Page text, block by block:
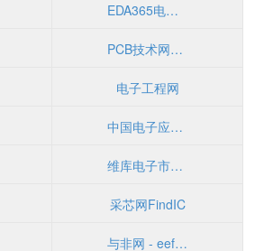
EDA365电子工程师论坛
PCB技术网－线路板行业 最权威的技术文献|最全面的资讯信息 汇集网站
电子工程网
中国电子应用网
维库电子市场网
采芯网FindIC
与非网 - eefocus: 中国领先的电子技术门户网站